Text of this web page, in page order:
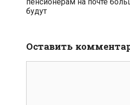
будут
Оставить